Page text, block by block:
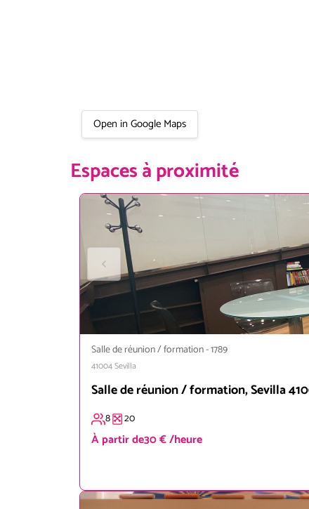
Open in Google Maps
Espaces à proximité
Salle de réunion / formation-1789
41004Sevilla
Salle de réunion / formation, Sevilla
8 20
À partir de30 € /heure